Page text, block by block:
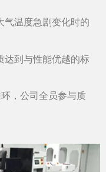
气温度急剧变化时的
达到与性能优越的标
，公司全员参与质